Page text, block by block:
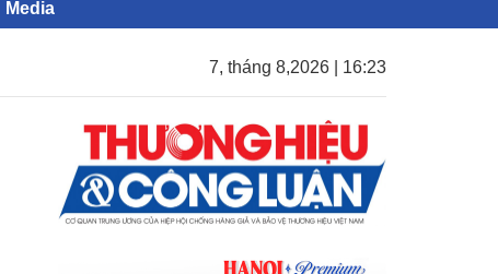
Media
7, tháng 8,2026 | 16:23